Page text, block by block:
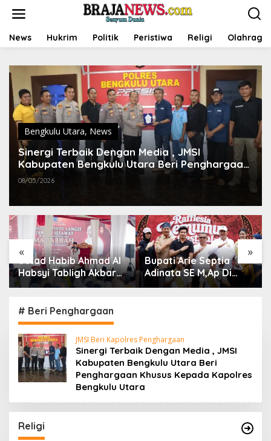
t
News Hukrim Politik Peristiwa Religi Olahraga
Bengkulu Utara, News
Sinergi Terbaik Dengan Media , JMSI
Kabupaten Bengkulu Utara Beri Penghargaan
Khusus Kepada Kapolres Bengkulu Utara
08/05/2026
« »
Bupati Arie Septia
Adinata SE M,Ap Di
dampingi Wakil Bupati
Buka Raflesia Kemumu
Festival
Bupati Bengkulu Utara
Arie Septia Adinata SE,
MAp Sambut
# Beri Penghargaan
JMSI Beri Kapolres Penghargaan
Sinergi Terbaik Dengan Media , JMSI
Kabupaten Bengkulu Utara Beri
Penghargaan Khusus Kepada Kapolres
Bengkulu Utara
Religi